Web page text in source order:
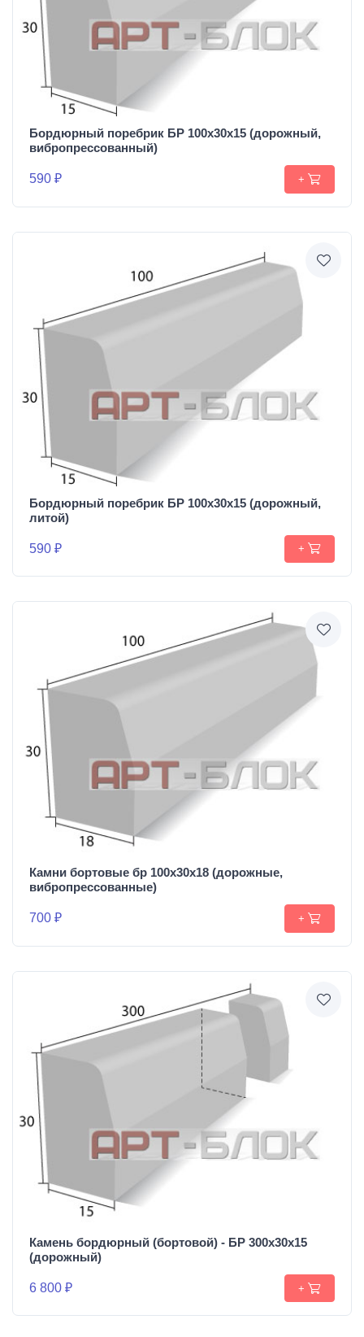
Бордюрный поребрик БР 100х30х15 (дорожный,
вибропрессованный)
590 ₽ +
Бордюрный поребрик БР 100х30х15 (дорожный,
литой)
590 ₽ +
Камни бортовые бр 100х30х18 (дорожные,
вибропрессованные)
700 ₽ +
Камень бордюрный (бортовой) - БР 300х30х15
(дорожный)
6 800 ₽ +